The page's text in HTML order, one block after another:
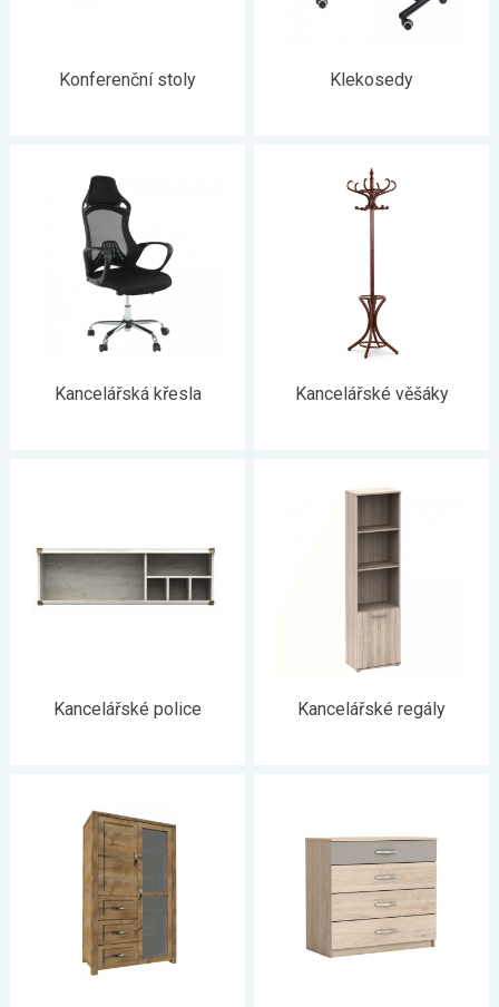
Konferenční stoly Klekosedy
Kancelářská křesla Kancelářské věšáky
Kancelářské police Kancelářské regály